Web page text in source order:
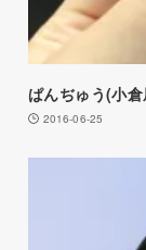
ぱんぢゅう(小
2016-06-25